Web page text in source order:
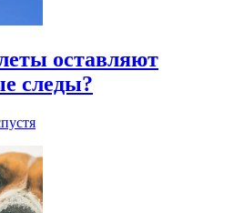
оставляют
следы?